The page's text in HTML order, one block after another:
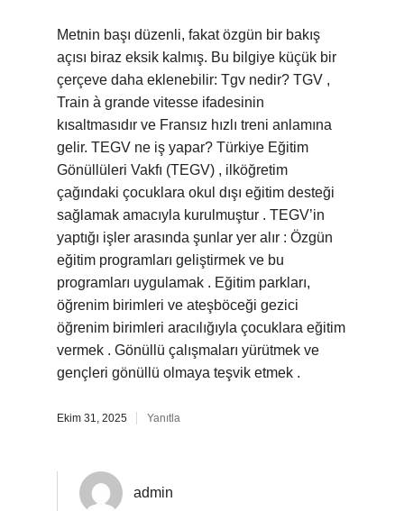
Metnin başı düzenli, fakat özgün bir bakış
açısı biraz eksik kalmış. Bu bilgiye küçük bir
çerçeve daha eklenebilir: Tgv nedir? TGV ,
Train à grande vitesse ifadesinin
kısaltmasıdır ve Fransız hızlı treni anlamına
gelir. TEGV ne iş yapar? Türkiye Eğitim
Gönüllüleri Vakfı (TEGV) , ilköğretim
çağındaki çocuklara okul dışı eğitim desteği
sağlamak amacıyla kurulmuştur . TEGV’in
yaptığı işler arasında şunlar yer alır : Özgün
eğitim programları geliştirmek ve bu
programları uygulamak . Eğitim parkları,
öğrenim birimleri ve ateşböceği gezici
öğrenim birimleri aracılığıyla çocuklara eğitim
vermek . Gönüllü çalışmaları yürütmek ve
gençleri gönüllü olmaya teşvik etmek .
Ekim 31, 2025 Yanıtla
admin